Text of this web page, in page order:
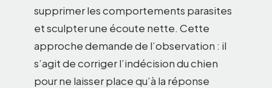
supprimer les comportements parasites
et sculpter une écoute nette. Cette
approche demande de l’observation : il
s’agit de corriger l’indécision du chien
pour ne laisser place qu’à la réponse